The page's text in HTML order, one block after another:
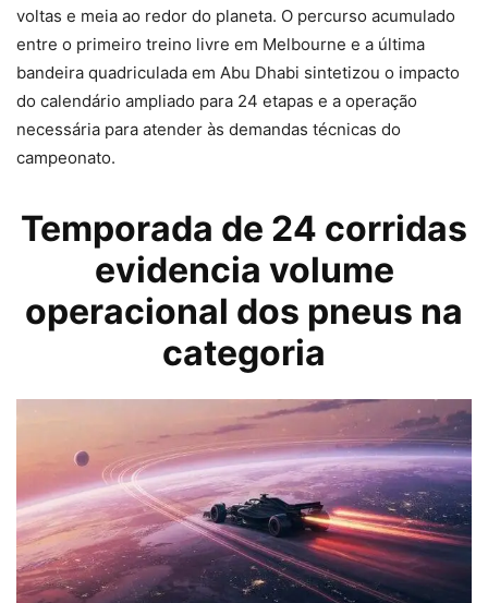
voltas e meia ao redor do planeta. O percurso acumulado
entre o primeiro treino livre em Melbourne e a última
bandeira quadriculada em Abu Dhabi sintetizou o impacto
do calendário ampliado para 24 etapas e a operação
necessária para atender às demandas técnicas do
campeonato.
Temporada de 24 corridas
evidencia volume
operacional dos pneus na
categoria